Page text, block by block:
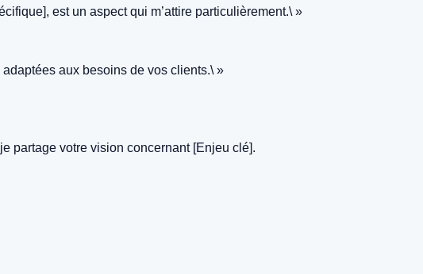
est un aspect qui m’attire particulièrement.\ »
aux besoins de vos clients.\ »
partage votre vision concernant [Enjeu clé].